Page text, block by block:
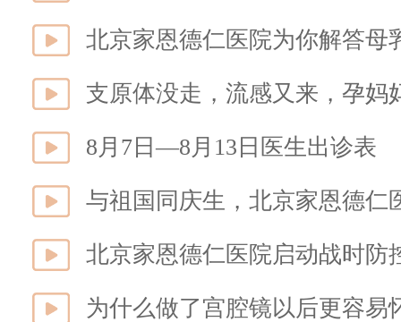
北京家恩德仁医院为你解答母
支原体没走，流感又来，孕妈
8月7日—8月13日医生出诊表
与祖国同庆生，北京家恩德仁
为什么做了宫腔镜以后更容易